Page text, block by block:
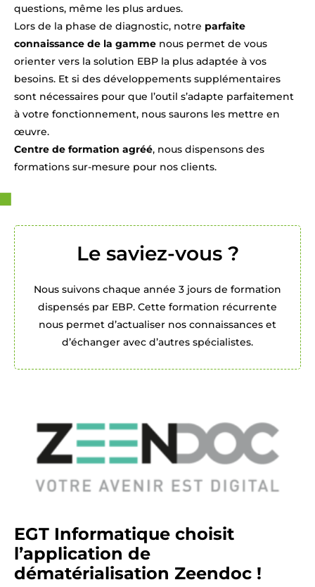
questions, même les plus ardues.
Lors de la phase de diagnostic, notre parfaite
connaissance de la gamme nous permet de vous
orienter vers la solution EBP la plus adaptée à vos
besoins. Et si des développements supplémentaires
sont nécessaires pour que l’outil s’adapte parfaitement
à votre fonctionnement, nous saurons les mettre en
œuvre.
Centre de formation agréé, nous dispensons des
formations sur-mesure pour nos clients.
Le saviez-vous ?
Nous suivons chaque année 3 jours de formation
dispensés par EBP. Cette formation récurrente
nous permet d’actualiser nos connaissances et
d’échanger avec d’autres spécialistes.
EGT Informatique choisit
l’application de
dématérialisation Zeendoc !